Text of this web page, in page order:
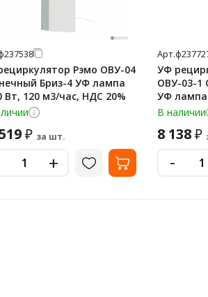
Рэмо ОВУ-04
Бриз-4 УФ лампа
Вт, 120 м3/час, НДС 20%
₽ за шт.
+
Арт.
УФ
ОВУ-03-1
УФ лампа
НДС 20%
В наличии
8 138₽
-